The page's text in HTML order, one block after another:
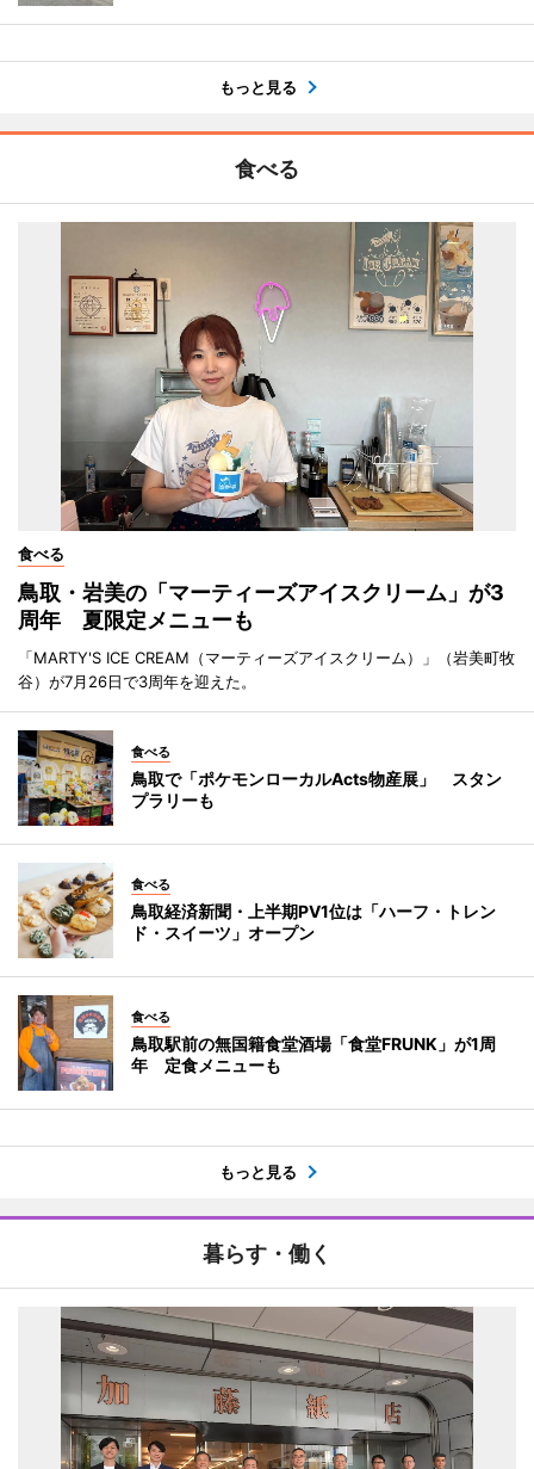
もっと見る
食べる
食べる
鳥取・岩美の「マーティーズアイスクリーム」が3
周年 夏限定メニューも
「MARTY'S ICE CREAM（マーティーズアイスクリーム）」（岩美町牧
谷）が7月26日で3周年を迎えた。
食べる
鳥取で「ポケモンローカルActs物産展」 スタン
プラリーも
食べる
鳥取経済新聞・上半期PV1位は「ハーフ・トレン
ド・スイーツ」オープン
食べる
鳥取駅前の無国籍食堂酒場「食堂FRUNK」が1周
年 定食メニューも
もっと見る
暮らす・働く